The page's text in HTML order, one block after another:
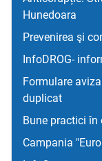
Hunedoara
Prevenirea şi
InfoDROG-
Formulare
duplicat
Bune practici în
Campania